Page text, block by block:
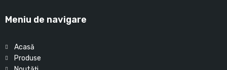
Meniu de navigare
Acasă
Produse